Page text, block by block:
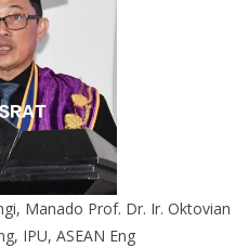
Manado Prof. Dr. Ir. Oktovian
IPU, ASEAN Eng